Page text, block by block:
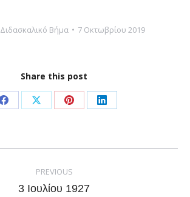
Διδασκαλικό Βήμα 7 Οκτωβρίου 2019
Share this post
Share
Facebook
Share
X
Share
Pinterest
Share
LinkedIn
PREVIOUS
Previous
3 Ιουλίου 1927